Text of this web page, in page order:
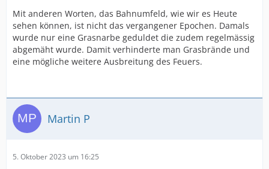
Mit anderen Worten, das Bahnumfeld, wie wir es Heute
sehen können, ist nicht das vergangener Epochen. Damals
wurde nur eine Grasnarbe geduldet die zudem regelmässig
abgemäht wurde. Damit verhinderte man Grasbrände und
eine mögliche weitere Ausbreitung des Feuers.
Martin P
5. Oktober 2023 um 16:25